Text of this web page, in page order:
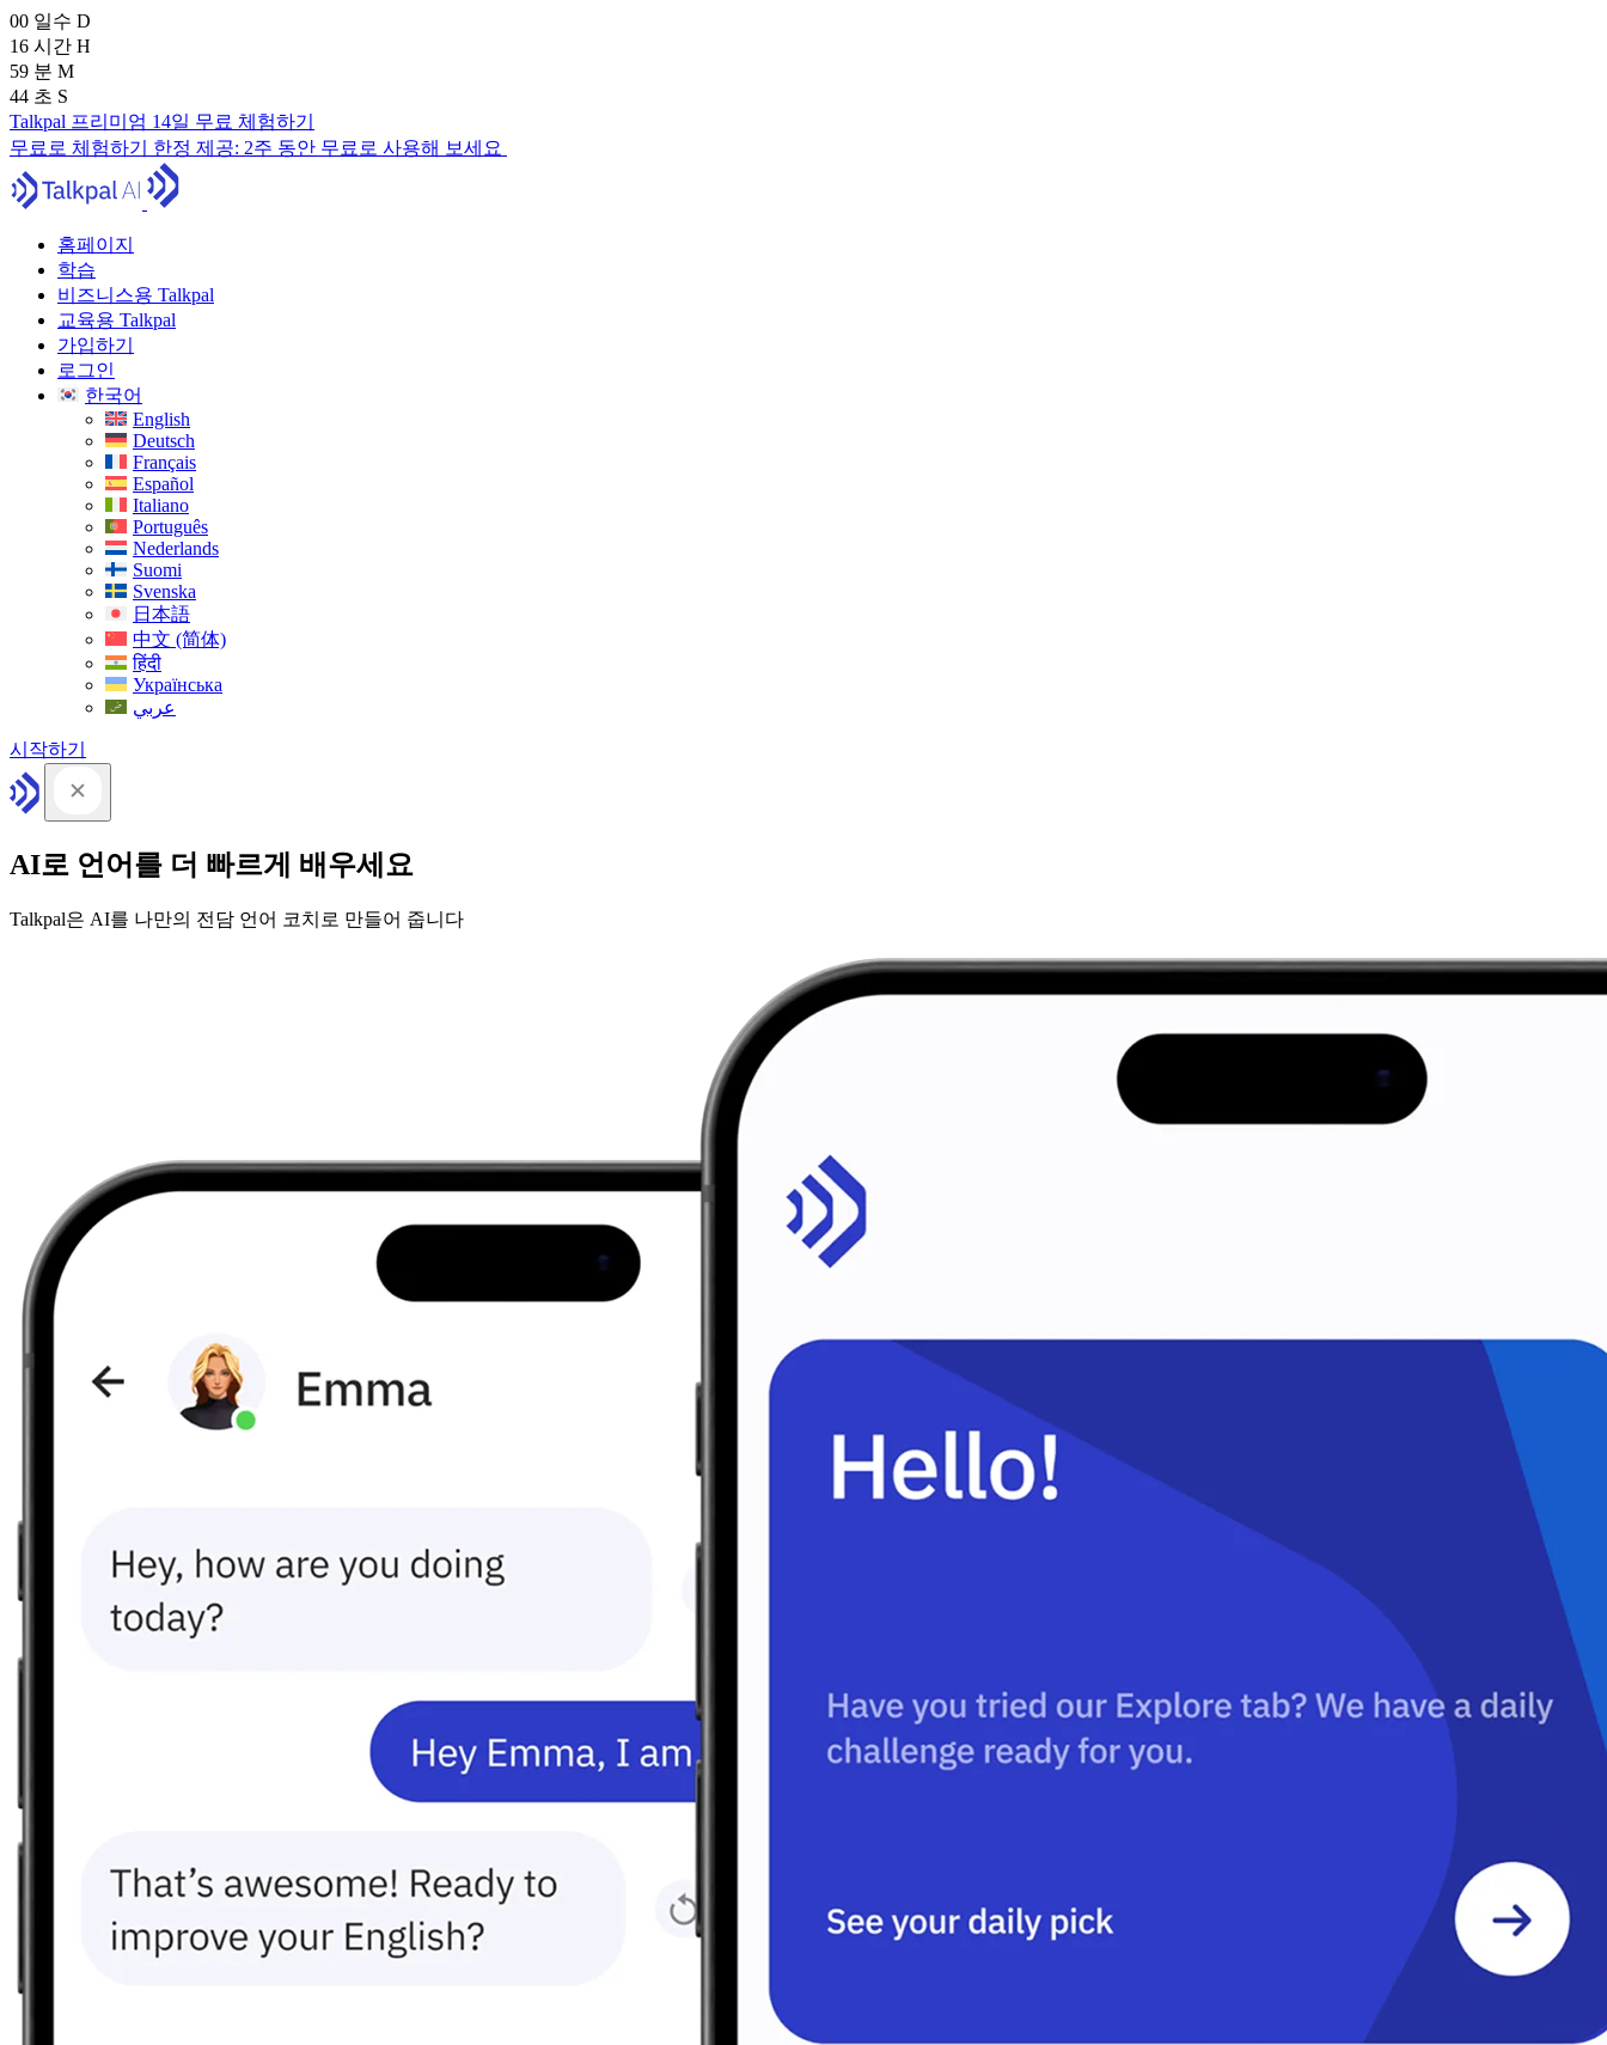
00 일수 D
16 시간 H
59 분 M
43 초 S
Talkpal 프리미엄 14일 무료 체험하기
무료로 체험하기 한정 제공: 2주 동안 무료로 사용해 보세요
홈페이지
학습
비즈니스용 Talkpal
교육용 Talkpal
가입하기
로그인
한국어
English
Deutsch
Français
Español
Italiano
Português
Nederlands
Suomi
Svenska
日本語
中文 (简体)
हिंदी
Українська
عربي
시작하기
AI로 언어를 더 빠르게 배우세요
Talkpal은 AI를 나만의 전담 언어 코치로 만들어 줍니다